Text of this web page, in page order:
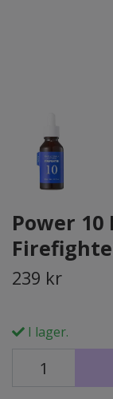
Power
239 kr
I lager.